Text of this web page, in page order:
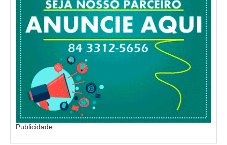
Publicidade